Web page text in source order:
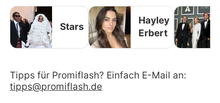
Stars
Hayley
Erbert
Tipps für Promiflash? Einfach E-Mail an:
tipps@promiflash.de